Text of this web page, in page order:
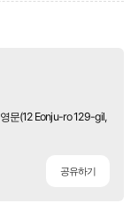
문(12 Eonju-ro 129-gil,
공유하기